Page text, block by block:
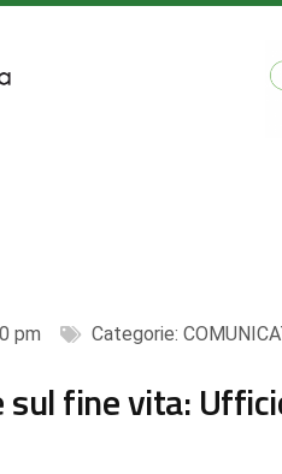
pm Categorie:
fine vita: